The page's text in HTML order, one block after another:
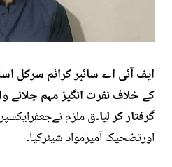
ایف آئی اے سائبر کرائم سرکل
کے خلاف نفرت انگیز مہم چلانے
گرفتار کر لیا۔ق ملزم
اورتضحیک آمیزمواد شیئرکیا۔